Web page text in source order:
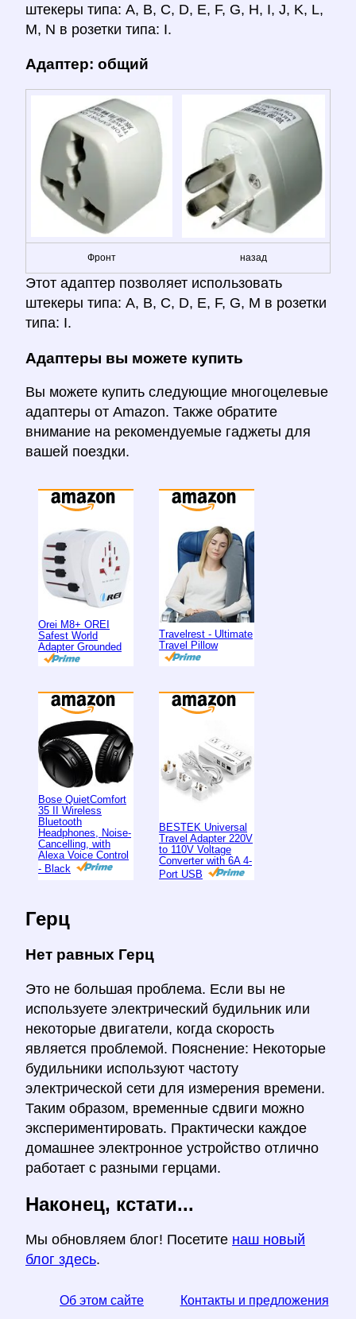
штекеры типа: A, B, C, D, E, F, G, H, I, J, K, L,
M, N в розетки типа: I.
Адаптер: общий
Фронт назад
Этот адаптер позволяет использовать
штекеры типа: A, B, C, D, E, F, G, M в розетки
типа: I.
Адаптеры вы можете купить
Вы можете купить следующие многоцелевые
адаптеры от Amazon. Также обратите
внимание на рекомендуемые гаджеты для
вашей поездки.
Orei M8+ OREI
Safest World
Adapter Grounded
Travelrest - Ultimate
Travel Pillow
Bose QuietComfort
35 II Wireless
Bluetooth
Headphones, Noise-
Cancelling, with
Alexa Voice Control
- Black
BESTEK Universal
Travel Adapter 220V
to 110V Voltage
Converter with 6A 4-
Port USB
Герц
Нет равных Герц
Это не большая проблема. Если вы не
используете электрический будильник или
некоторые двигатели, когда скорость
является проблемой. Пояснение: Некоторые
будильники используют частоту
электрической сети для измерения времени.
Таким образом, временные сдвиги можно
экспериментировать. Практически каждое
домашнее электронное устройство отлично
работает с разными герцами.
Наконец, кстати...
Мы обновляем блог! Посетите наш новый
блог здесь.
Об этом сайте Контакты и предложения